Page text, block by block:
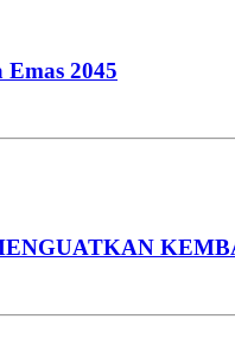
2045